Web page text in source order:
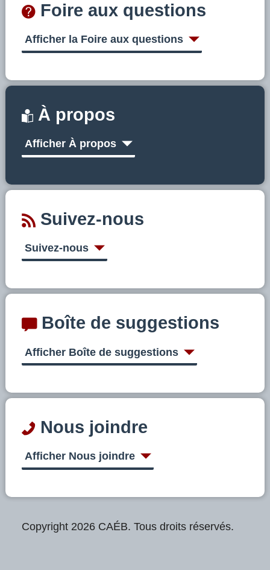
Foire aux questions
Afficher la Foire aux questions
À propos
Afficher À propos
Suivez-nous
Suivez-nous
Boîte de suggestions
Afficher Boîte de suggestions
Nous joindre
Afficher Nous joindre
Copyright 2026 CAÉB. Tous droits réservés.